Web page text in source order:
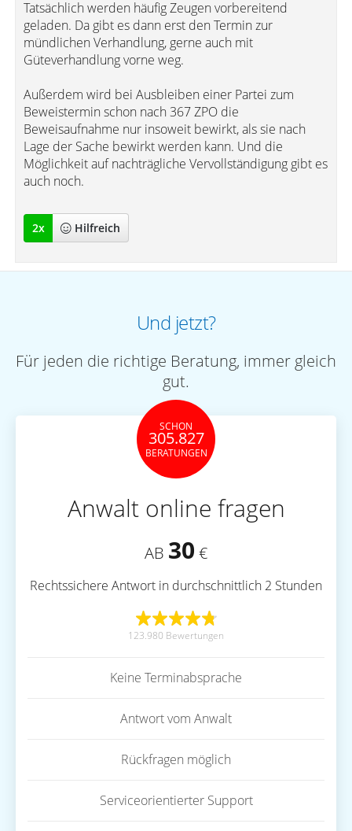
Tatsächlich werden häufig Zeugen vorbereitend
geladen. Da gibt es dann erst den Termin zur
mündlichen Verhandlung, gerne auch mit
Güteverhandlung vorne weg.
Außerdem wird bei Ausbleiben einer Partei zum
Beweistermin schon nach 367 ZPO die
Beweisaufnahme nur insoweit bewirkt, als sie nach
Lage der Sache bewirkt werden kann. Und die
Möglichkeit auf nachträgliche Vervollständigung gibt es
auch noch.
2x Hilfreich
Und jetzt?
Für jeden die richtige Beratung, immer gleich
gut.
SCHON
305.827
BERATUNGEN
Anwalt online fragen
AB 30 €
Rechtssichere Antwort in durchschnittlich 2 Stunden
123.980 Bewertungen
Keine Terminabsprache
Antwort vom Anwalt
Rückfragen möglich
Serviceorientierter Support